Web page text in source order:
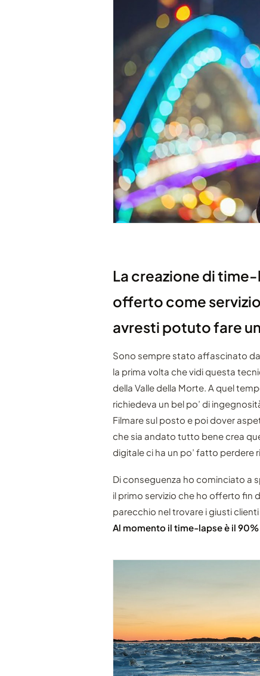
La creazione di
offerto come
avresti potuto fare
Sono sempre stato affascinato
la prima volta che vidi questa
della Valle della Morte. A quel
richiedeva un bel po’ di
Filmare sul posto e poi dover
che sia andato tutto bene crea
digitale ci ha un po’ fatto perdere
Di conseguenza ho cominciato a
il primo servizio che ho offerto fin
parecchio nel trovare i giusti
Al momento il time-lapse è il